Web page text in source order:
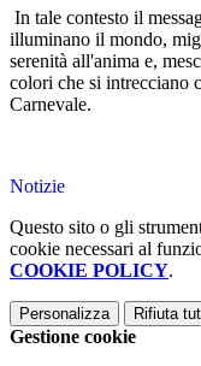
In tale contesto il
illuminano il mondo,
serenità all'anima e,
colori che si intrecciano
Carnevale.
Notizie
Questo sito o gli
cookie necessari al
COOKIE POLICY.
Personalizza Rifiuta
Gestione cookie